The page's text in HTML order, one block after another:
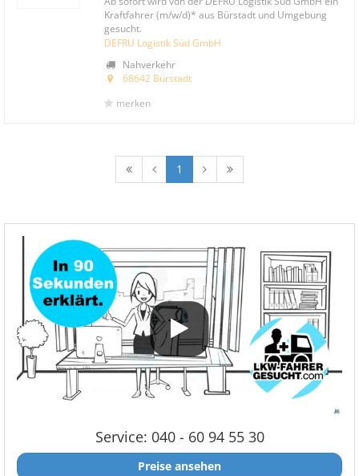
Kraftfahrer (m/w/d)* aus Bürstadt und Umgebung
gesucht.
DEFRU Logistik Süd GmbH
Nahverkehr
68642 Bürstadt
merken
1
Service: 040 - 60 94 55 30
Preise ansehen